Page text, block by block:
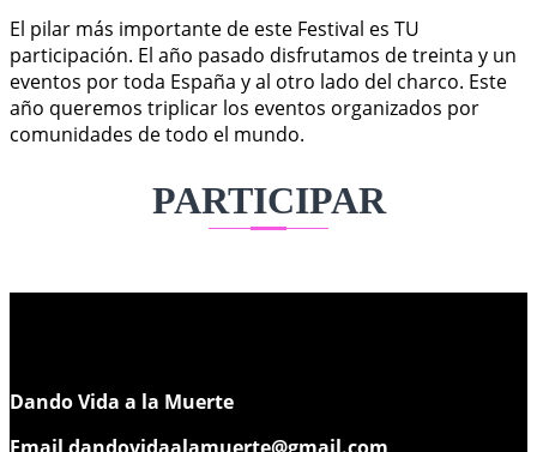
El pilar más importante de este Festival es TU
participación. El año pasado disfrutamos de treinta y un
eventos por toda España y al otro lado del charco. Este
año queremos triplicar los eventos organizados por
comunidades de todo el mundo.
PARTICIPAR
Dando Vida a la Muerte